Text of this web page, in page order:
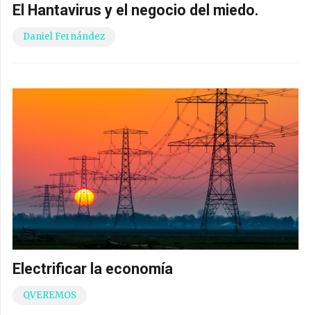
El Hantavirus y el negocio del miedo.
Daniel Fernández
Electrificar la economía
QVEREMOS